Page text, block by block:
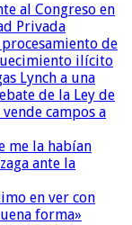
al Congreso en
Privada
de
ilícito
Lynch a una
de la Ley de
campos a
me la habían
ante la
en ver con
forma»